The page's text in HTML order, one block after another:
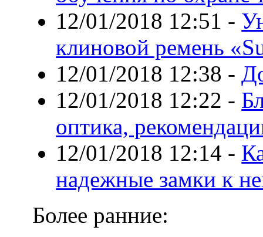
12/01/2018 12:51 -
клиновой ремень
12/01/2018 12:38 -
12/01/2018 12:22 -
оптика,
12/01/2018 12:14 -
надежные замки к
Более ранние: